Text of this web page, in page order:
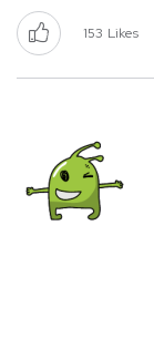
153 Likes